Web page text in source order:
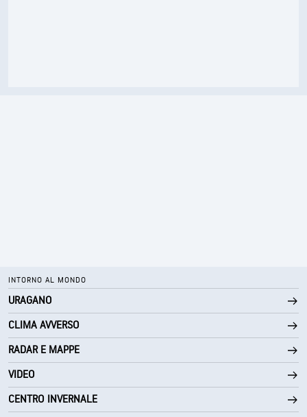
INTORNO AL MONDO
URAGANO
CLIMA AVVERSO
RADAR E MAPPE
VIDEO
CENTRO INVERNALE